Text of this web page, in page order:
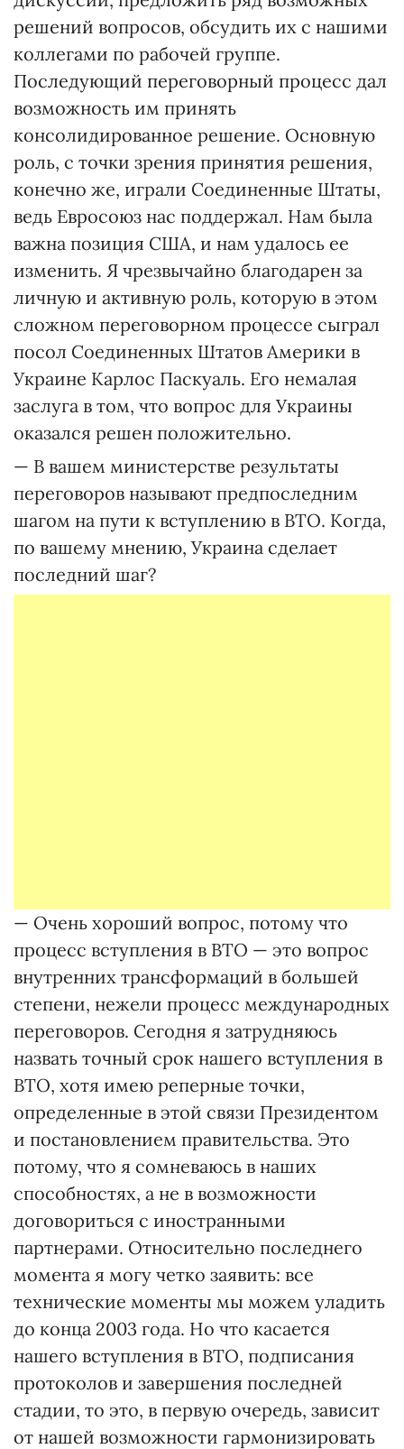
решений вопросов, обсудить их с нашими
коллегами по рабочей группе.
Последующий переговорный процесс дал
возможность им принять
консолидированное решение. Основную
роль, с точки зрения принятия решения,
конечно же, играли Соединенные Штаты,
ведь Евросоюз нас поддержал. Нам была
важна позиция США, и нам удалось ее
изменить. Я чрезвычайно благодарен за
личную и активную роль, которую в этом
сложном переговорном процессе сыграл
посол Соединенных Штатов Америки в
Украине Карлос Паскуаль. Его немалая
заслуга в том, что вопрос для Украины
оказался решен положительно.
— В вашем министерстве результаты
переговоров называют предпоследним
шагом на пути к вступлению в ВТО. Когда,
по вашему мнению, Украина сделает
последний шаг?
— Очень хороший вопрос, потому что
процесс вступления в ВТО — это вопрос
внутренних трансформаций в большей
степени, нежели процесс международных
переговоров. Сегодня я затрудняюсь
назвать точный срок нашего вступления в
ВТО, хотя имею реперные точки,
определенные в этой связи Президентом
и постановлением правительства. Это
потому, что я сомневаюсь в наших
способностях, а не в возможности
договориться с иностранными
партнерами. Относительно последнего
момента я могу четко заявить: все
технические моменты мы можем уладить
до конца 2003 года. Но что касается
нашего вступления в ВТО, подписания
протоколов и завершения последней
стадии, то это, в первую очередь, зависит
от нашей возможности гармонизировать